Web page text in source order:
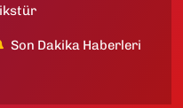
Son Dakika Haberleri